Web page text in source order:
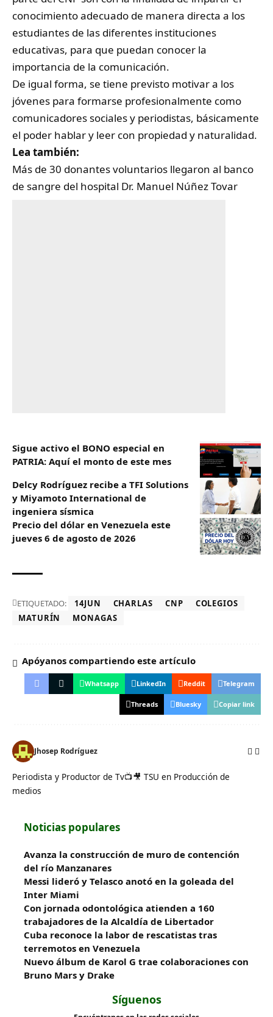
conocimiento adecuado de manera directa a los
estudiantes de las diferentes instituciones
educativas, para que puedan conocer la
importancia de la comunicación.
De igual forma, se tiene previsto motivar a los
jóvenes para formarse profesionalmente como
comunicadores sociales y periodistas, básicamente
el poder hablar y leer con propiedad y naturalidad.
Lea también:
Más de 30 donantes voluntarios llegaron al banco
de sangre del hospital Dr. Manuel Núñez Tovar
Sigue activo el BONO especial en
PATRIA: Aquí el monto de este mes
Delcy Rodríguez recibe a TFI Solutions
y Miyamoto International de
ingeniera sísmica
Precio del dólar en Venezuela este
jueves 6 de agosto de 2026
ETIQUETADO: 14JUN CHARLAS CNP
COLEGIOS
MATURÍN
MONAGAS
Apóyanos compartiendo este artículo
Whatsapp LinkedIn Reddit Telegram
Threads Bluesky Copiar link
Jhosep Rodríguez
Periodista y Productor de Tv📺🎥 TSU en Producción de
medios
Noticias populares
Avanza la construcción de muro de contención
del río Manzanares
Messi lideró y Telasco anotó en la goleada del
Inter Miami
Con jornada odontológica atienden a 160
trabajadores de la Alcaldía de Libertador
Cuba reconoce la labor de rescatistas tras
terremotos en Venezuela
Nuevo álbum de Karol G trae colaboraciones con
Bruno Mars y Drake
Síguenos